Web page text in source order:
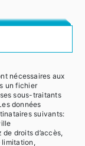
nécessaires aux
un fichier
sous-traitants
données
suivants:
droits d’accès,
limitation,